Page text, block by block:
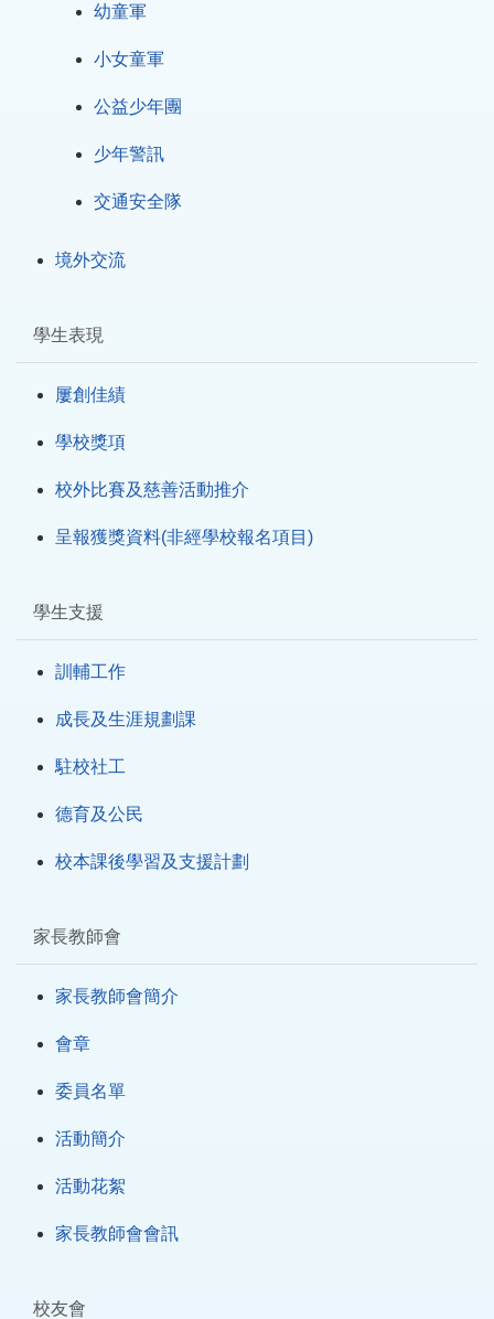
幼童軍
小女童軍
公益少年團
少年警訊
交通安全隊
境外交流
學生表現
屢創佳績
學校獎項
校外比賽及慈善活動推介
呈報獲獎資料(非經學校報名項目)
學生支援
訓輔工作
成長及生涯規劃課
駐校社工
德育及公民
校本課後學習及支援計劃
家長教師會
家長教師會簡介
會章
委員名單
活動簡介
活動花絮
家長教師會會訊
校友會